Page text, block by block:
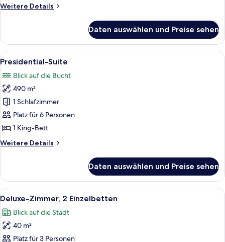
anzeigen
Weitere Details
Weitere
Suite,
1 King-
Bett,
Daten auswählen und Preise sehen
Alle
Fotos
für
Presidential-
Suite
anzeigen
Ein modernes Hotelzimmer mit
5
Presidential-Suite
Blick auf die Bucht
490 m²
1 Schlafzimmer
Platz für 6 Personen
1 King-Bett
Weitere Details
Weitere
Suite
Daten auswählen und Preise sehen
Alle
Fotos
für
Deluxe-
Zimmer,
Ein Hotelzimmer mit zwei Betten,
5
Deluxe-Zimmer, 2 Einzelbetten
Blick auf die Stadt
40 m²
Platz für 3 Personen